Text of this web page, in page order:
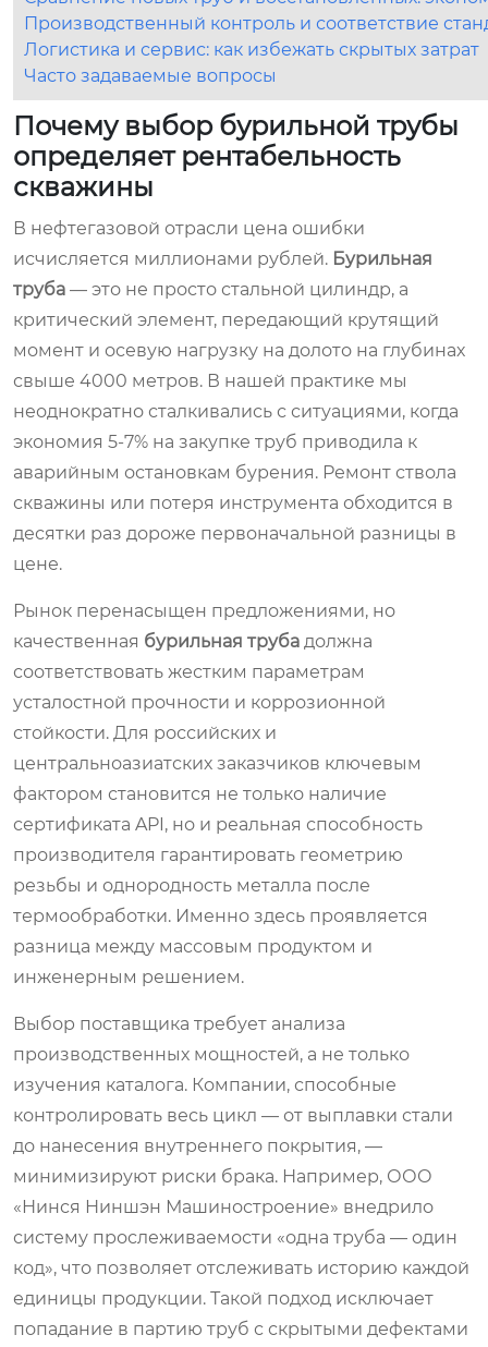
Производственный контроль и соответствие
Логистика и сервис: как избежать скрытых затрат
Часто задаваемые вопросы
Почему выбор бурильной трубы
определяет рентабельность
скважины
В нефтегазовой отрасли цена ошибки
исчисляется миллионами рублей. Бурильная
труба — это не просто стальной цилиндр, а
критический элемент, передающий крутящий
момент и осевую нагрузку на долото на глубинах
свыше 4000 метров. В нашей практике мы
неоднократно сталкивались с ситуациями, когда
экономия 5-7% на закупке труб приводила к
аварийным остановкам бурения. Ремонт ствола
скважины или потеря инструмента обходится в
десятки раз дороже первоначальной разницы в
цене.
Рынок перенасыщен предложениями, но
качественная бурильная труба должна
соответствовать жестким параметрам
усталостной прочности и коррозионной
стойкости. Для российских и
центральноазиатских заказчиков ключевым
фактором становится не только наличие
сертификата API, но и реальная способность
производителя гарантировать геометрию
резьбы и однородность металла после
термообработки. Именно здесь проявляется
разница между массовым продуктом и
инженерным решением.
Выбор поставщика требует анализа
производственных мощностей, а не только
изучения каталога. Компании, способные
контролировать весь цикл — от выплавки стали
до нанесения внутреннего покрытия, —
минимизируют риски брака. Например, ООО
«Нинся Ниншэн Машиностроение» внедрило
систему прослеживаемости «одна труба — один
код», что позволяет отслеживать историю каждой
единицы продукции. Такой подход исключает
попадание в партию труб с скрытыми дефектами